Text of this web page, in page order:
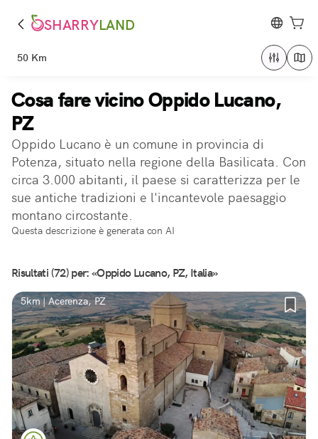
SHARRYLAND
50 Km
Cosa fare vicino Oppido Lucano,
PZ
Oppido Lucano è un comune in provincia di
Potenza, situato nella regione della Basilicata. Con
circa 3.000 abitanti, il paese si caratterizza per le
sue antiche tradizioni e l'incantevole paesaggio
montano circostante.
Questa descrizione è generata con AI
Risultati (72) per: «Oppido Lucano, PZ, Italia»
5km | Acerenza, PZ